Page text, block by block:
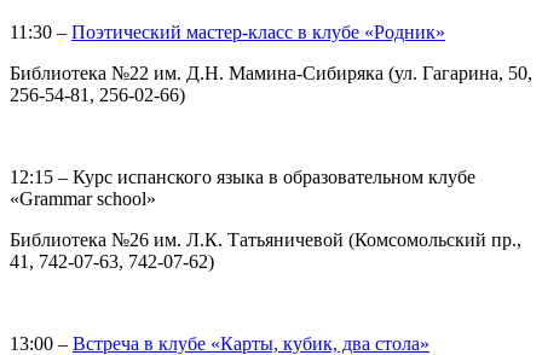
11:30 – Поэтический мастер-класс в клубе «Родник»
Библиотека №22 им. Д.Н. Мамина-Сибиряка (ул. Гагарина, 50,
256-54-81, 256-02-66)
12:15 – Курс испанского языка в образовательном клубе
«Grammar school»
Библиотека №26 им. Л.К. Татьяничевой (Комсомольский пр.,
41, 742-07-63, 742-07-62)
13:00 – Встреча в клубе «Карты, кубик, два стола»